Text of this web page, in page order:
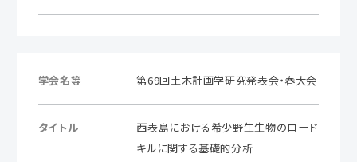
学会名等 第69回土木計画学研究発表会・春大会
タイトル
西表島における希少野生生物のロード
キルに関する基礎的分析